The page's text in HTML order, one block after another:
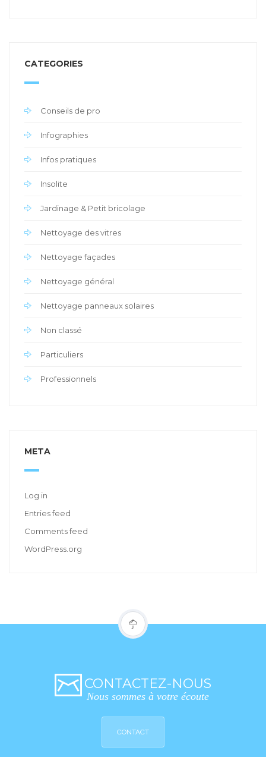
CATEGORIES
Conseils de pro
Infographies
Infos pratiques
Insolite
Jardinage & Petit bricolage
Nettoyage des vitres
Nettoyage façades
Nettoyage général
Nettoyage panneaux solaires
Non classé
Particuliers
Professionnels
META
Log in
Entries feed
Comments feed
WordPress.org
CONTACTEZ-NOUS
Nous sommes à votre écoute
CONTACT